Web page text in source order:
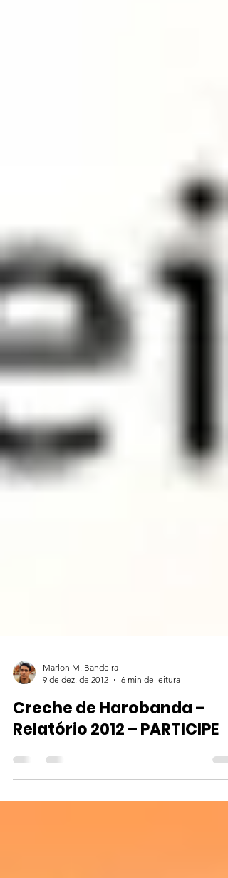
Marlon M. Bandeira
9 de dez. de 2012
6 min de leitura
Creche de Harobanda –
Relatório 2012 – PARTICIPE